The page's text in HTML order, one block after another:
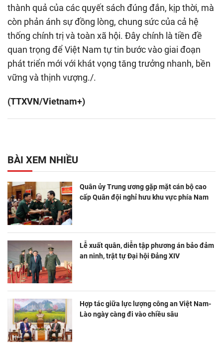
thành quả của các quyết sách đúng đắn, kịp thời, mà
còn phản ánh sự đồng lòng, chung sức của cả hệ
thống chính trị và toàn xã hội. Đây chính là tiền đề
quan trọng để Việt Nam tự tin bước vào giai đoạn
phát triển mới với khát vọng tăng trưởng nhanh, bền
vững và thịnh vượng./.
(TTXVN/Vietnam+)
BÀI XEM NHIỀU
Quân ủy Trung ương gặp mặt cán bộ cao
cấp Quân đội nghỉ hưu khu vực phía Nam
Lễ xuất quân, diễn tập phương án bảo đảm
an ninh, trật tự Đại hội Đảng XIV
Hợp tác giữa lực lượng công an Việt Nam-
Lào ngày càng đi vào chiều sâu